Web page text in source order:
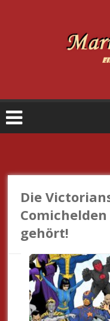
a
e
o
vi
e
M
a
gi
c
Die
gehört!